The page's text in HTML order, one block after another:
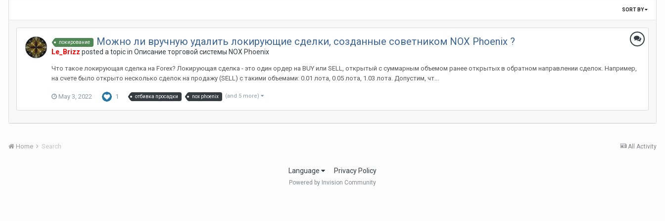
SORT BY
локирование Можно ли вручную удалить локирующие сделки, созданные советником NOX Phoenix ?
Le_Brizz posted a topic in Описание торговой системы NOX Phoenix
Что такое локирующая сделка на Forex? Локирующая сделка - это один ордер на BUY или SELL, открытый с суммарным объемом ранее открытых в обратном направлении сделок. Например,
на счете было открыто несколько сделок на продажу (SELL) с такими объемами: 0.01 лота, 0.05 лота, 1.03 лота. Допустим, чт...
May 3, 2022 1 отбивка просадки nox phoenix (and 5 more)
All Activity
Home Search
Language Privacy Policy
Powered by Invision Community